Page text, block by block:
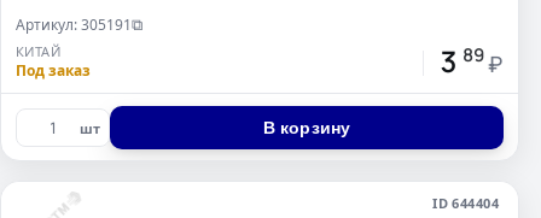
Артикул: 305191⧉
КИТАЙ
Под заказ 3 89 ₽
шт В корзину
ID 644404